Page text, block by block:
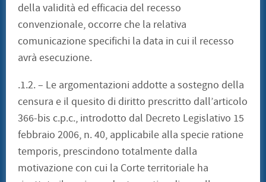
della validità ed efficacia del recesso
convenzionale, occorre che la relativa
comunicazione specifichi la data in cui il recesso
avrà esecuzione.
.1.2. – Le argomentazioni addotte a sostegno della
censura e il quesito di diritto prescritto dall’articolo
366-bis c.p.c., introdotto dal Decreto Legislativo 15
febbraio 2006, n. 40, applicabile alla specie ratione
temporis, prescindono totalmente dalla
motivazione con cui la Corte territoriale ha